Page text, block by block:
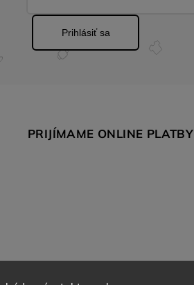
PRIJÍMAME ONLINE PLATBY
Prihlásiť sa